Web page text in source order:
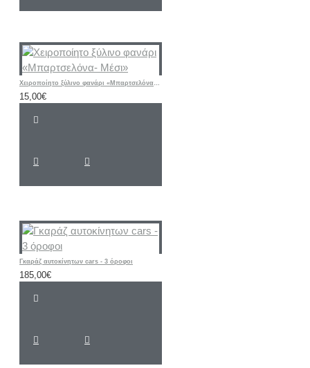
Χειροποίητο ξύλινο φανάρι «Μπαρτσελόνα- Μέσι»
15,00€
Γκαράζ αυτοκίνητων cars - 3 όροφοι
185,00€